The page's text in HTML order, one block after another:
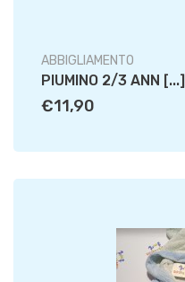
ABBIGLIAMENTO
PIUMINO 2/3 ANN [...]
€11,90